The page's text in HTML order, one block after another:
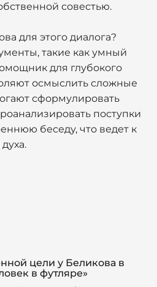
совестью.
для этого диалога?
такие как умный
для глубокого
осмыслить сложные
сформулировать
поступки
беседу, что ведет к
цели у Беликова в
в футляре»